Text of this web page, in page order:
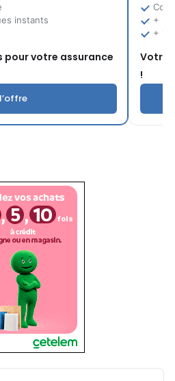
instants
pour votre assurance
+
+ 10
Votre
!